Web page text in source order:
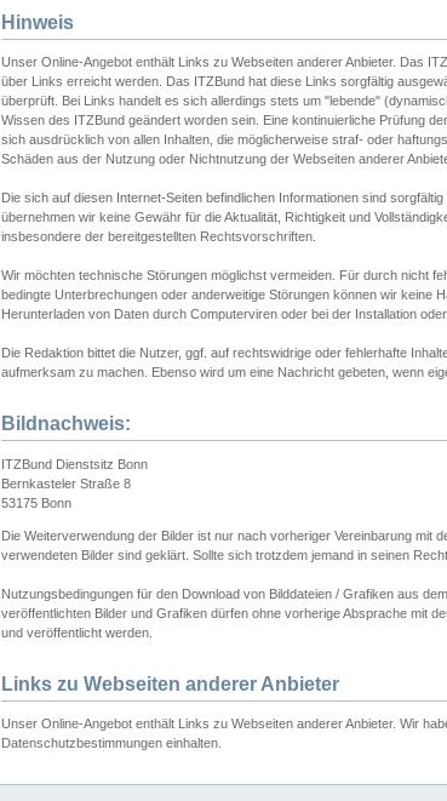
Hinweis
Unser Online-Angebot enthält Links zu Webseiten anderer Anbieter. Das
über Links erreicht werden. Das ITZBund hat diese Links sorgfältig
überprüft. Bei Links handelt es sich allerdings stets um "lebende"
Wissen des ITZBund geändert worden sein. Eine kontinuierliche Prüfung
sich ausdrücklich von allen Inhalten, die möglicherweise straf- oder
Schäden aus der Nutzung oder Nichtnutzung der Webseiten anderer
Die sich auf diesen Internet-Seiten befindlichen Informationen sind
übernehmen wir keine Gewähr für die Aktualität, Richtigkeit und
insbesondere der bereitgestellten Rechtsvorschriften.
Wir möchten technische Störungen möglichst vermeiden. Für durch nicht
bedingte Unterbrechungen oder anderweitige Störungen können wir keine
Herunterladen von Daten durch Computerviren oder bei der Installation
Die Redaktion bittet die Nutzer, ggf. auf rechtswidrige oder fehlerhafte
aufmerksam zu machen. Ebenso wird um eine Nachricht gebeten, wenn
Bildnachweis:
ITZBund Dienstsitz Bonn
Bernkasteler Straße 8
53175 Bonn
Die Weiterverwendung der Bilder ist nur nach vorheriger Vereinbarung mit
verwendeten Bilder sind geklärt. Sollte sich trotzdem jemand in seinen
Nutzungsbedingungen für den Download von Bilddateien / Grafiken aus
veröffentlichten Bilder und Grafiken dürfen ohne vorherige Absprache mit
und veröffentlicht werden.
Links zu Webseiten anderer Anbieter
Unser Online-Angebot enthält Links zu Webseiten anderer Anbieter. Wir
Datenschutzbestimmungen einhalten.